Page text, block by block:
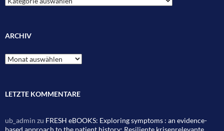
ARCHIV
Archiv
LETZTE KOMMENTARE
ub_admin zu FRESH eBOOKS: Exploring symptoms : an evidence-